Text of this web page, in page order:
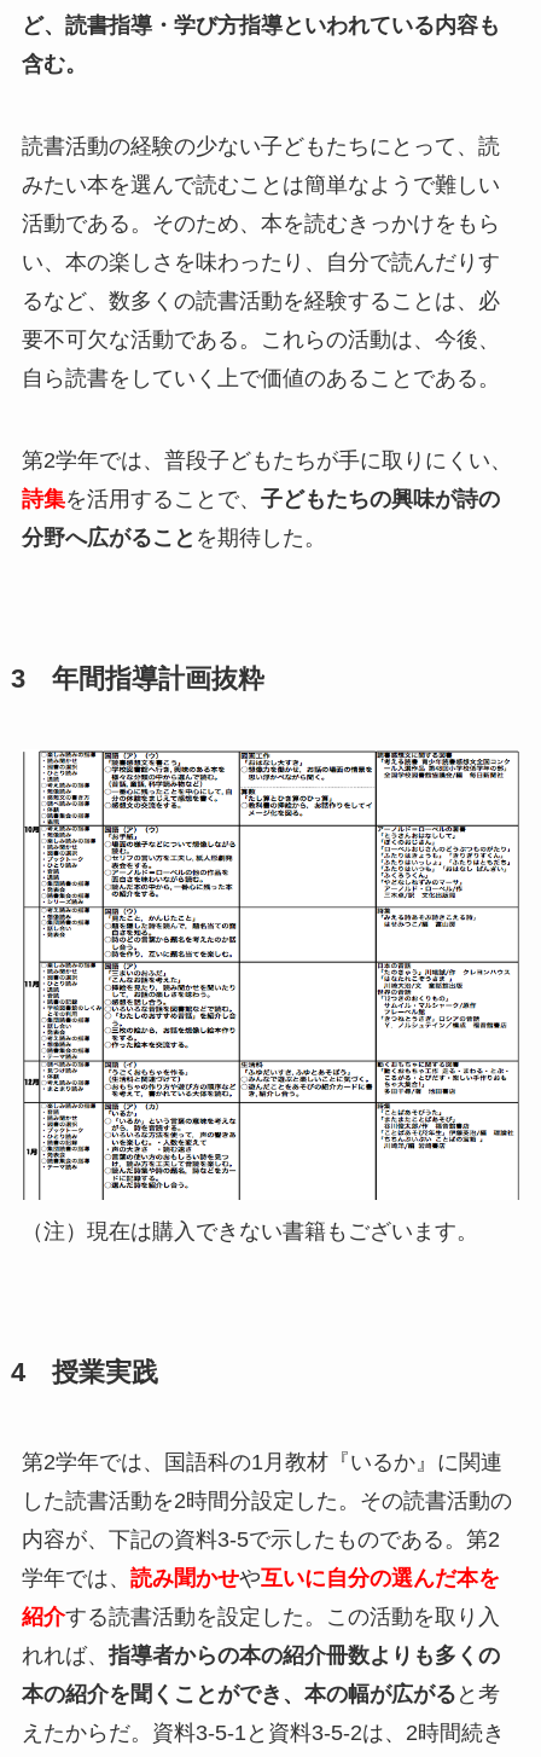
ど、読書指導・学び方指導といわれている内容も
含む。
読書活動の経験の少ない子どもたちにとって、読
みたい本を選んで読むことは簡単なようで難しい
活動である。そのため、本を読むきっかけをもら
い、本の楽しさを味わったり、自分で読んだりす
るなど、数多くの読書活動を経験することは、必
要不可欠な活動である。これらの活動は、今後、
自ら読書をしていく上で価値のあることである。
第2学年では、普段子どもたちが手に取りにくい、
詩集を活用することで、 子どもたちの興味が詩の
分野へ広がること を期待した。
3 年間指導計画抜粋
（注）現在は購入できない書籍もございます。
4 授業実践
第2学年では、国語科の1月教材『いるか』に関連
した読書活動を2時間分設定した。その読書活動の
内容が、下記の資料3-5で示したものである。第2
学年では、 読み聞かせや互いに自分の選んだ本を
紹介する読書活動を設定した。この活動を取り入
れれば、 指導者からの本の紹介冊数よりも多くの
本の紹介を聞くことができ、本の幅が広がる と考
えたからだ。資料3-5-1と資料3-5-2は、2時間続き